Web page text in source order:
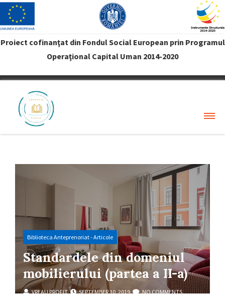
Proiect cofinanţat din Fondul Social European prin Programul
Operaţional Capital Uman 2014-2020
VREAU PROFIT
Biblioteca Anteprenoriat - Articole
Standardele din domeniul
mobilierului (partea a II-a)
VREAU PROFIT SEPTEMBER 30, 2019 NO COMMENTS